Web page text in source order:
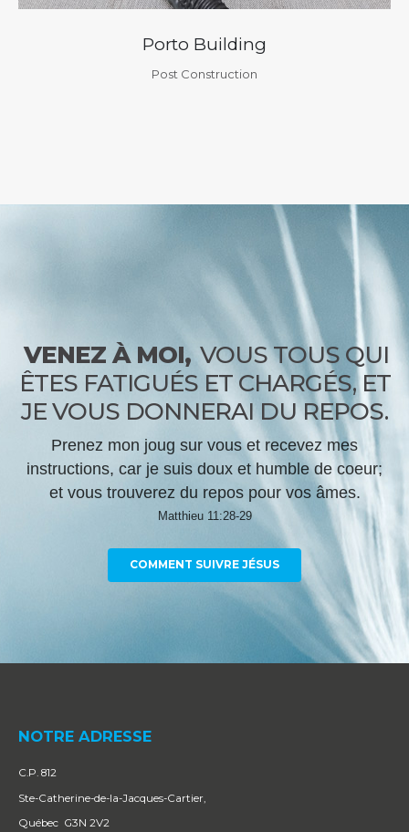
Porto Building
Post Construction
VENEZ À MOI, VOUS TOUS QUI
ÊTES FATIGUÉS ET CHARGÉS, ET
JE VOUS DONNERAI DU REPOS.
Prenez mon joug sur vous et recevez mes
instructions, car je suis doux et humble de coeur;
et vous trouverez du repos pour vos âmes.
Matthieu 11:28-29
COMMENT SUIVRE JÉSUS
NOTRE ADRESSE
C.P. 812
Ste-Catherine-de-la-Jacques-Cartier,
Québec G3N 2V2